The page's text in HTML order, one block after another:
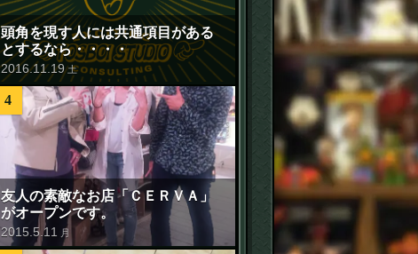
頭角を現す人には共通項目がある
とするなら・・・・
2016.11.19 土
4
友人の素敵なお店「ＣＥＲＶＡ」
がオープンです。
2015 5.11 月